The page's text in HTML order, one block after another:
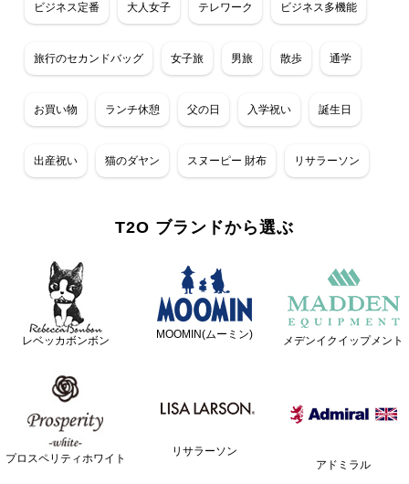
ビジネス定番 大人女子 テレワーク ビジネス多機能
旅行のセカンドバッグ 女子旅 男旅 散歩 通学
お買い物 ランチ休憩 父の日 入学祝い 誕生日
出産祝い 猫のダヤン スヌーピー 財布 リサラーソン
T2O ブランドから選ぶ
レベッカボンボン MOOMIN(ムーミン) メデンイクイップメント
プロスペリティホワイト
リサラーソン
アドミラル